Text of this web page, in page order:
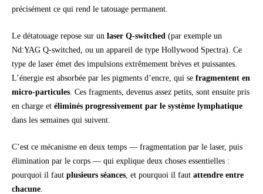
précisément ce qui rend le tatouage permanent.
Le détatouage repose sur un laser Q-switched (par exemple un
Nd:YAG Q-switched, ou un appareil de type Hollywood Spectra). Ce
type de laser émet des impulsions extrêmement brèves et puissantes.
L’énergie est absorbée par les pigments d’encre, qui se fragmentent en
micro-particules . Ces fragments, devenus assez petits, sont ensuite pris
en charge et éliminés progressivement par le système lymphatique
dans les semaines qui suivent.
C’est ce mécanisme en deux temps — fragmentation par le laser, puis
élimination par le corps — qui explique deux choses essentielles :
pourquoi il faut plusieurs séances , et pourquoi il faut attendre entre
chacune